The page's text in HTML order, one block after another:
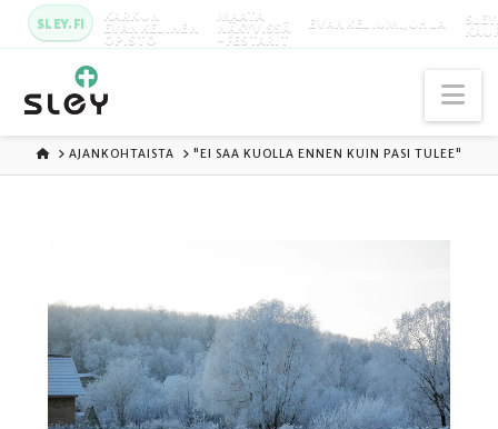
SLEY.FI KARKUN
EVANKELINEN
OPISTO
MAATA
NÄKYVISSÄ
-FESTARIT
EVANKELIUMIJUHLA
ETUSIVU
AJANKOHTAISTA "EI SAA KUOLLA ENNEN KUIN PASI TULEE"